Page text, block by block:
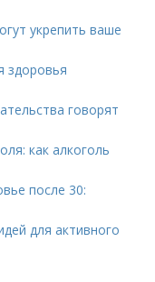
укрепить ваше
здоровья
говорят
как алкоголь
после 30:
для активного